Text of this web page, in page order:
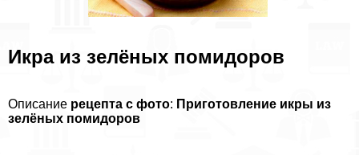
Икра из зелёных помидоров
Описание рецепта с фото: Приготовление икры из
зелёных помидоров